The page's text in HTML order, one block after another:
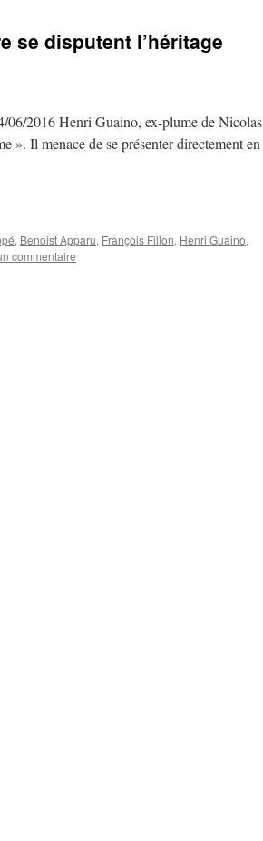
se disputent l’héritage
2016 Henri Guaino, ex-plume de Nicolas
». Il menace de se présenter directement en
, Benoist Apparu, François Fillon, Henri Guaino,
commentaire